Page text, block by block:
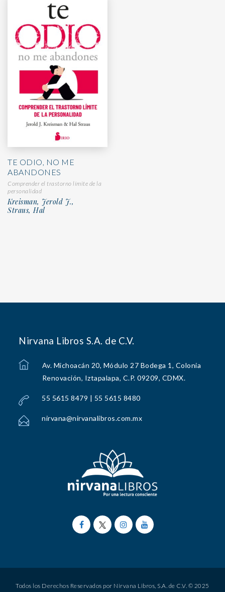
TE ODIO, NO ME
ABANDONES
Comprender el trastorno límite de la
personalidad
Kreisman, Jerold J.,
Straus, Hal
Nirvana Libros S.A. de C.V.
Av. Michoacán 20, Módulo 27 Bodega 1, Colonia
Renovación, Iztapalapa, C.P. 09209, CDMX.
55 5615 8479 | 55 5615 8480
nirvana@nirvanalibros.com.mx
Todos los Derechos Reservados por Nirvana Libros, S.A. de C.V. © 2025